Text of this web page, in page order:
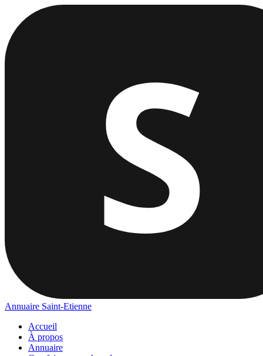
Annuaire Saint-Etienne
Accueil
À propos
Annuaire